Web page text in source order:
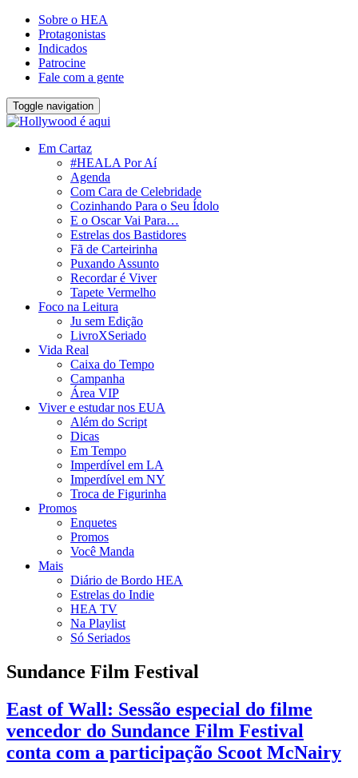
Sobre o HEA
Protagonistas
Indicados
Patrocine
Fale com a gente
Toggle navigation
Em Cartaz
#HEALA Por Aí
Agenda
Com Cara de Celebridade
Cozinhando Para o Seu Ídolo
E o Oscar Vai Para…
Estrelas dos Bastidores
Fã de Carteirinha
Puxando Assunto
Recordar é Viver
Tapete Vermelho
Foco na Leitura
Ju sem Edição
LivroXSeriado
Vida Real
Caixa do Tempo
Campanha
Área VIP
Viver e estudar nos EUA
Além do Script
Dicas
Em Tempo
Imperdível em LA
Imperdível em NY
Troca de Figurinha
Promos
Enquetes
Promos
Você Manda
Mais
Diário de Bordo HEA
Estrelas do Indie
HEA TV
Na Playlist
Só Seriados
Sundance Film Festival
East of Wall: Sessão especial do filme
vencedor do Sundance Film Festival
conta com a participação Scoot McNairy